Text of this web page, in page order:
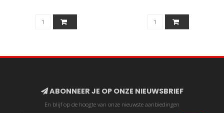
ABONNEER JE OP ONZE NIEUWSBRIEF
En blijf op de hoogte van onze nieuwste aanbiedingen